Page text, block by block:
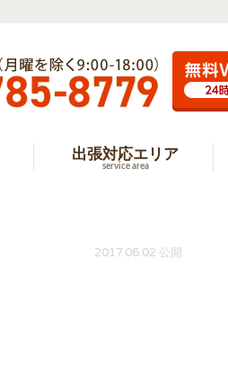
出張対応エリア
service area
2017.06.02 公開